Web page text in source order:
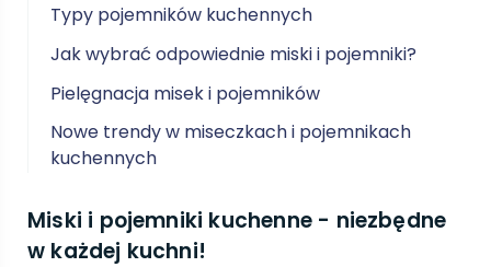
Typy pojemników kuchennych
Jak wybrać odpowiednie miski i pojemniki?
Pielęgnacja misek i pojemników
Nowe trendy w miseczkach i pojemnikach
kuchennych
Miski i pojemniki kuchenne - niezbędne
w każdej kuchni!